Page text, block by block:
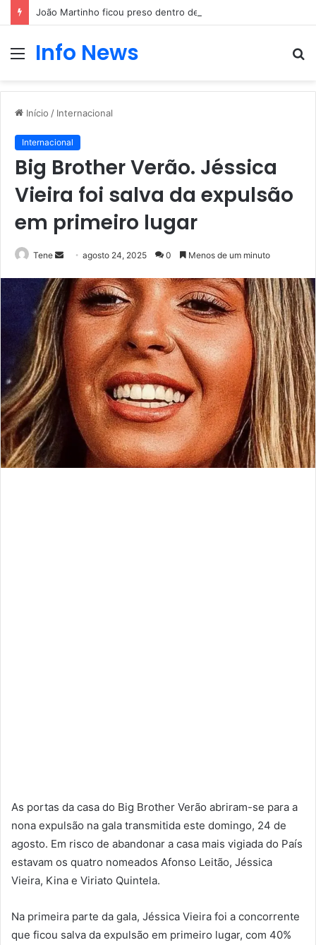
Menu
Info News
Início / Internacional
Internacional
Big Brother Verão. Jéssica
Vieira foi salva da expulsão
em primeiro lugar
Tene
Mande
mail
agosto 24, 2025 0 Menos de um minuto
As portas da casa do Big Brother Verão abriram-se para a
nona expulsão na gala transmitida este domingo, 24 de
agosto. Em risco de abandonar a casa mais vigiada do País
estavam os quatro nomeados Afonso Leitão, Jéssica
Vieira, Kina e Viriato Quintela.
Na primeira parte da gala, Jéssica Vieira foi a concorrente
que ficou salva da expulsão em primeiro lugar, com 40%